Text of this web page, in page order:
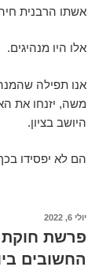
אשתו הרבנית
אלו היו מנהיגים.
אנו תפילה
משה, יזנחו את
היושב בציון.
הם לא יפסידו
יולי 6, 2022
פרשת
החשובים